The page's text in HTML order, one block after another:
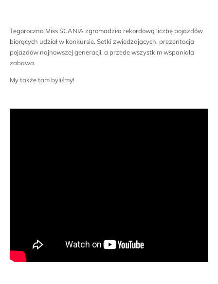
Tegoroczna Miss SCANIA zgromadziła rekordową liczbę pojazdów
biorących udział w konkursie. Setki zwiedzających, prezentacja
pojazdów najnowszej generacji, a przede wszystkim wspaniała
zabawa.
My także tam byliśmy!